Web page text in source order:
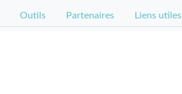
Outils Partenaires Liens utiles